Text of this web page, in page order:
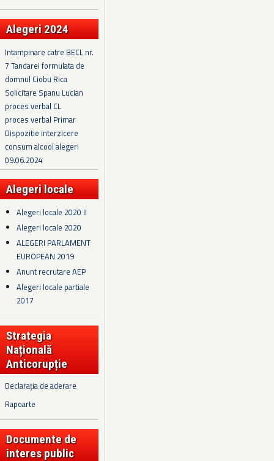
Alegeri 2024
Intampinare catre BECL nr.
7 Tandarei formulata de
domnul Ciobu Rica
Solicitare Spanu Lucian
proces verbal CL
proces verbal Primar
Dispozitie interzicere
consum alcool alegeri
09.06.2024
Alegeri locale
Alegeri locale 2020 II
Alegeri locale 2020
ALEGERI PARLAMENT
EUROPEAN 2019
Anunt recrutare AEP
Alegeri locale partiale
2017
Strategia
Națională
Anticorupție
Declarația de aderare
Rapoarte
Documente de
interes public